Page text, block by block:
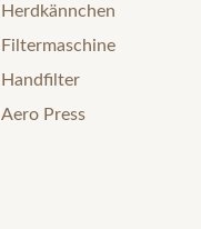
Herdkännchen
Filtermaschine
Handfilter
Aero Press